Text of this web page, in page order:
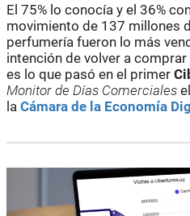
El 75% lo conocía y el 36%
movimiento de 137 millones
perfumería fueron lo más
intención de volver a
es lo que pasó en el primer
Monitor de Días Comerciales
la Cámara de la Economía